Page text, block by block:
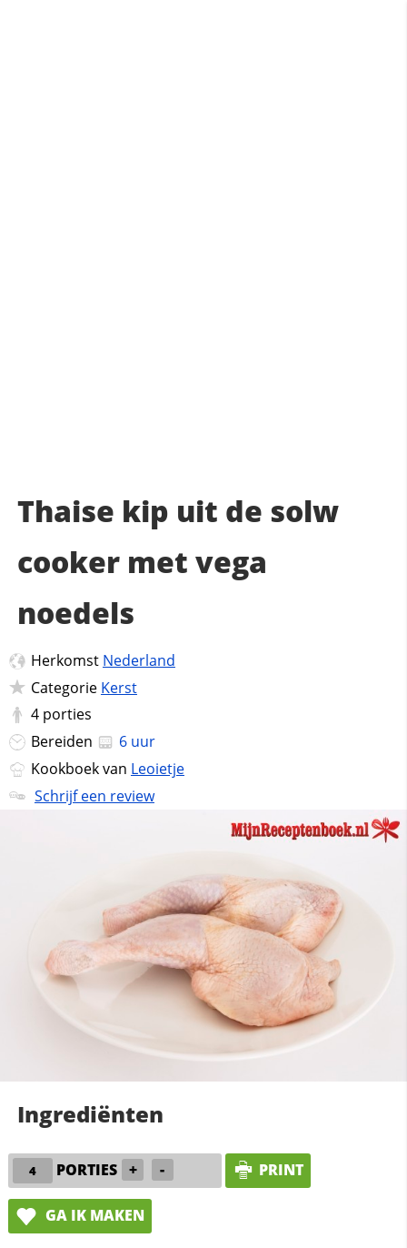
Thaise kip uit de solw
cooker met vega
noedels
Herkomst Nederland
Categorie Kerst
4 porties
Bereiden
6 uur
Kookboek van Leoietje
Schrijf een review
Ingrediënten
PORTIES + - PRINT
GA IK MAKEN